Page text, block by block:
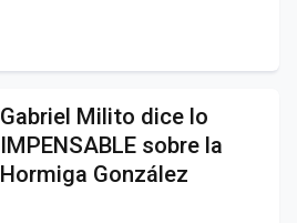
Gabriel Milito dice lo
IMPENSABLE sobre la
Hormiga González